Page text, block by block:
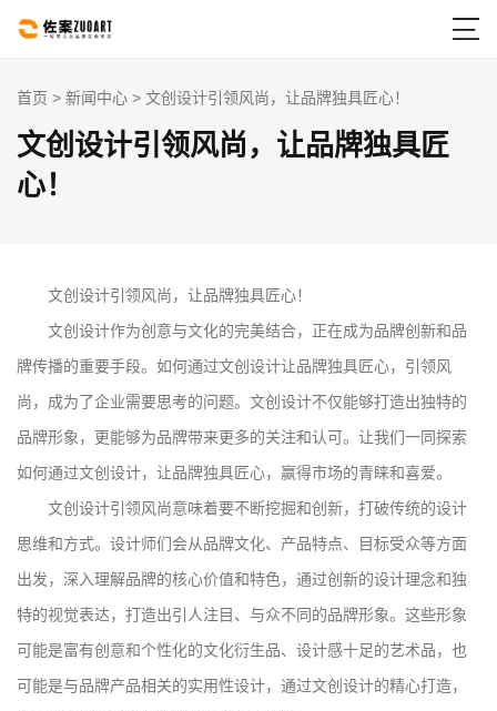

首页 > 新闻中心 > 文创设计引领风尚，让品牌独具匠心！
文创设计引领风尚，让品牌独具匠
心！
文创设计引领风尚，让品牌独具匠心！
文创设计作为创意与文化的完美结合，正在成为品牌创新和品
牌传播的重要手段。如何通过文创设计让品牌独具匠心，引领风
尚，成为了企业需要思考的问题。文创设计不仅能够打造出独特的
品牌形象，更能够为品牌带来更多的关注和认可。让我们一同探索
如何通过文创设计，让品牌独具匠心，赢得市场的青睐和喜爱。
文创设计引领风尚意味着要不断挖掘和创新，打破传统的设计
思维和方式。设计师们会从品牌文化、产品特点、目标受众等方面
出发，深入理解品牌的核心价值和特色，通过创新的设计理念和独
特的视觉表达，打造出引人注目、与众不同的品牌形象。这些形象
可能是富有创意和个性化的文化衍生品、设计感十足的艺术品，也
可能是与品牌产品相关的实用性设计，通过文创设计的精心打造，